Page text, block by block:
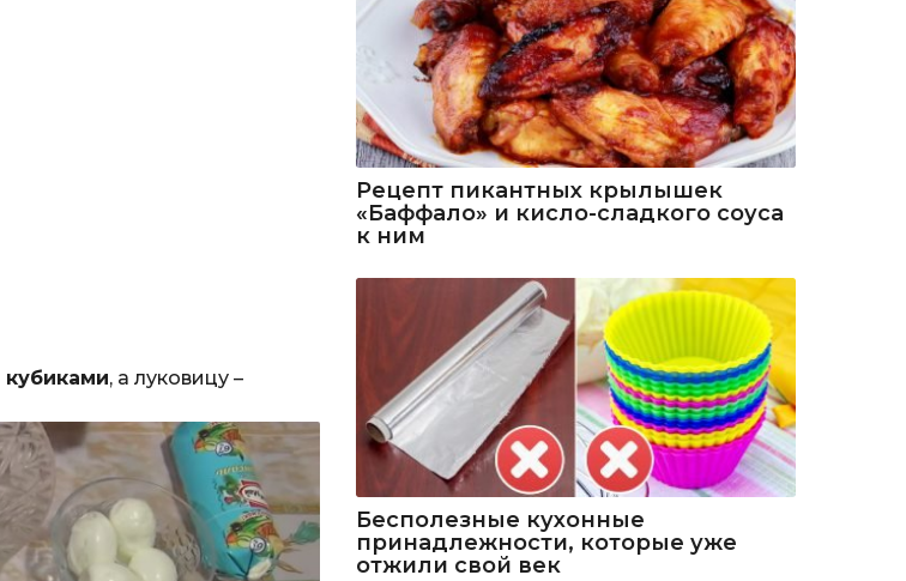
кубиками, а луковицу –
Рецепт пикантных крылышек
«Баффало» и кисло-сладкого соуса
к ним
Бесполезные кухонные
принадлежности, которые уже
отжили свой век